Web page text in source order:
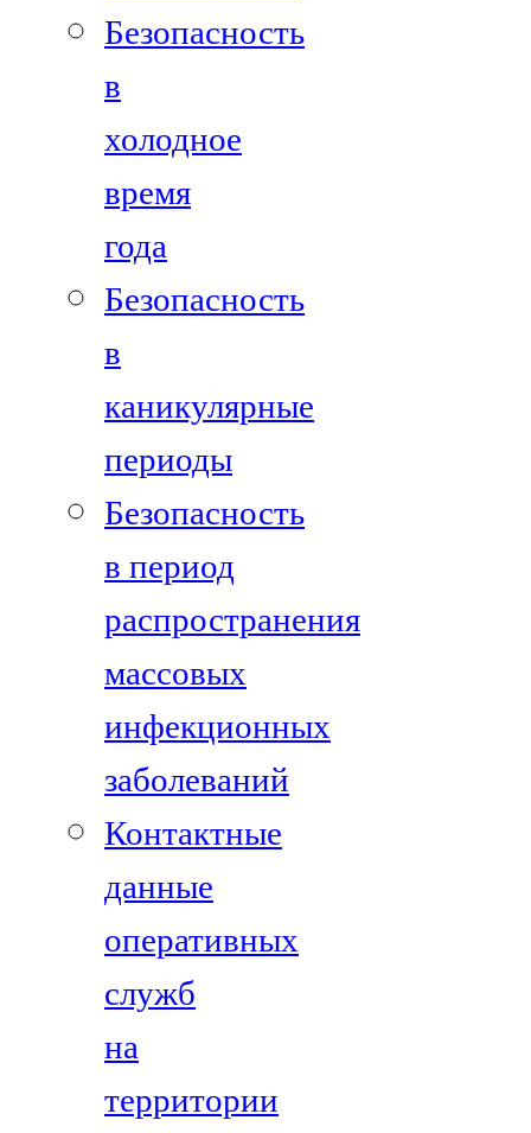
Безопасность
в
холодное
время
года
Безопасность
в
каникулярные
периоды
Безопасность
в период
распространения
массовых
инфекционных
заболеваний
Контактные
данные
оперативных
служб
на
территории